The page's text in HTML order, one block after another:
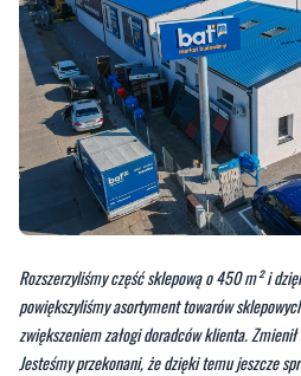
Rozszerzyliśmy część sklepową o 450 m² i
powiększyliśmy asortyment towarów
zwiększeniem załogi doradców klienta.
Jesteśmy przekonani, że dzięki temu jeszcze